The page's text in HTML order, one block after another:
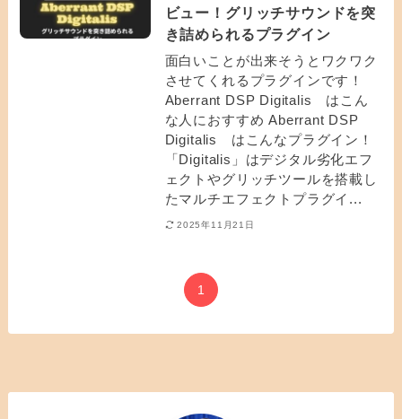
ビュー！グリッチサウンドを突
き詰められるプラグイン
面白いことが出来そうとワクワク
させてくれるプラグインです！
Aberrant DSP Digitalis はこん
な人におすすめ Aberrant DSP
Digitalis はこんなプラグイン！
「Digitalis」はデジタル劣化エフ
ェクトやグリッチツールを搭載し
たマルチエフェクトプラグイ...
2025年11月21日
1